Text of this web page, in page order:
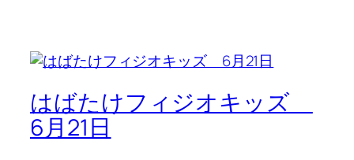
はばたけフィジオキッズ
6月21日